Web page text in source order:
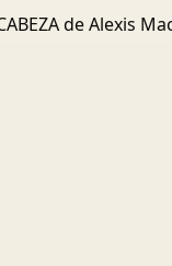
de Alexis